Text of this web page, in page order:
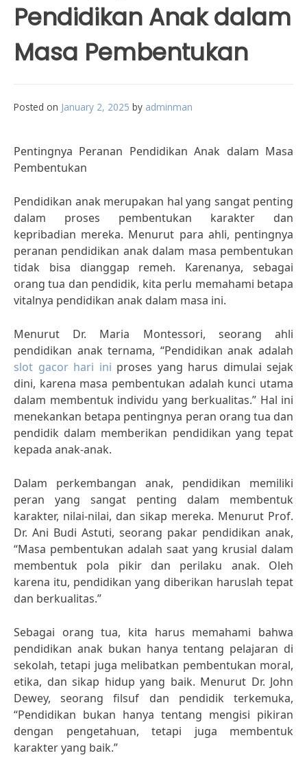
Pendidikan Anak dalam
Masa Pembentukan
Posted on January 2, 2025 by adminman
Pentingnya Peranan Pendidikan Anak dalam Masa
Pembentukan
Pendidikan anak merupakan hal yang sangat penting
dalam proses pembentukan karakter dan
kepribadian mereka. Menurut para ahli, pentingnya
peranan pendidikan anak dalam masa pembentukan
tidak bisa dianggap remeh. Karenanya, sebagai
orang tua dan pendidik, kita perlu memahami betapa
vitalnya pendidikan anak dalam masa ini.
Menurut Dr. Maria Montessori, seorang ahli
pendidikan anak ternama, “Pendidikan anak adalah
slot gacor hari ini proses yang harus dimulai sejak
dini, karena masa pembentukan adalah kunci utama
dalam membentuk individu yang berkualitas.” Hal ini
menekankan betapa pentingnya peran orang tua dan
pendidik dalam memberikan pendidikan yang tepat
kepada anak-anak.
Dalam perkembangan anak, pendidikan memiliki
peran yang sangat penting dalam membentuk
karakter, nilai-nilai, dan sikap mereka. Menurut Prof.
Dr. Ani Budi Astuti, seorang pakar pendidikan anak,
“Masa pembentukan adalah saat yang krusial dalam
membentuk pola pikir dan perilaku anak. Oleh
karena itu, pendidikan yang diberikan haruslah tepat
dan berkualitas.”
Sebagai orang tua, kita harus memahami bahwa
pendidikan anak bukan hanya tentang pelajaran di
sekolah, tetapi juga melibatkan pembentukan moral,
etika, dan sikap hidup yang baik. Menurut Dr. John
Dewey, seorang filsuf dan pendidik terkemuka,
“Pendidikan bukan hanya tentang mengisi pikiran
dengan pengetahuan, tetapi juga membentuk
karakter yang baik.”